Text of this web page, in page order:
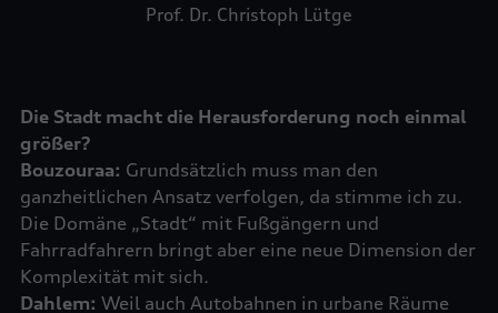
Prof. Dr. Christoph Lütge
Die Stadt macht die Herausforderung noch einmal
größer?
Bouzouraa: Grundsätzlich muss man den
ganzheitlichen Ansatz verfolgen, da stimme ich zu.
Die Domäne „Stadt“ mit Fußgängern und
Fahrradfahrern bringt aber eine neue Dimension der
Dahlem: Weil auch Autobahnen in urbane Räume